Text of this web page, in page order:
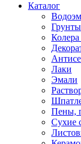
Каталог
Грунты
Лаки
Эмали
Пены,
Сухие